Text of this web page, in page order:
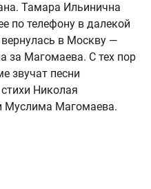
Тамара Ильинична
по телефону в далекой
в Москву —
за Магомаева. С тех пор
звучат песни
Николая
Муслима Магомаева.